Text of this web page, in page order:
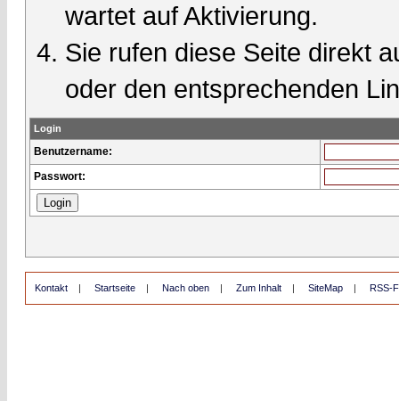
wartet auf Aktivierung.
Sie rufen diese Seite direkt
oder den entsprechenden
Login
Benutzername:
Passwort:
Kontakt | Startseite | Nach oben | Zum Inhalt | SiteMap | RSS-